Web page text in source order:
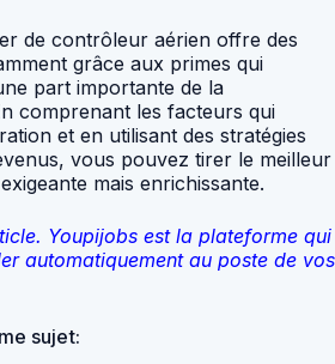
de contrôleur aérien offre des
grâce aux primes qui
part importante de la
comprenant les facteurs qui
et en utilisant des stratégies
vous pouvez tirer le meilleur
mais enrichissante.
Youpijobs est la plateforme qui
automatiquement au poste de vos
sujet: